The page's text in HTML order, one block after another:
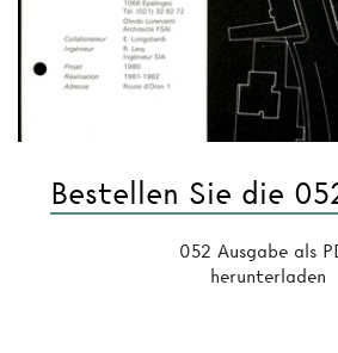
Bestellen Sie die
052 Ausgabe als
herunterladen